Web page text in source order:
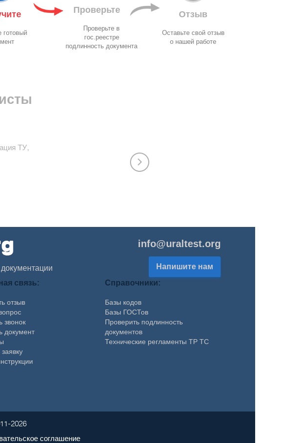
готовый
Проверьте
Проверьте в
гос.реестре
подлинность документа
Отзыв
Оставьте свой отзыв
о нашей работе
ТУ,
сертификация, отказные письма, строительно-
продукция, лёгкая промышленность, детская
info@uraltest.org
Напишите нам
связь:
отзыв
звонок
документ
Справочники:
Базы кодов
Базы ГОСТов
Проверить подлинность
документов
Технические регламенты ТР ТС
2026
соглашение